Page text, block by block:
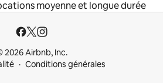
moyenne et longue durée
2026 Airbnb, Inc.
Conditions générales